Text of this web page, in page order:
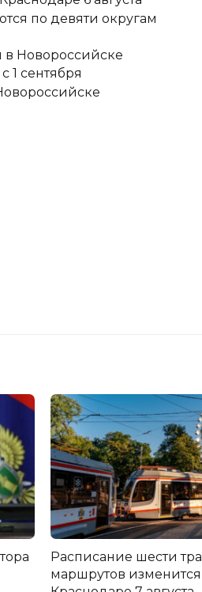
по девяти округам
в Новороссийске
1 сентября
Расписание шести
маршрутов изменится